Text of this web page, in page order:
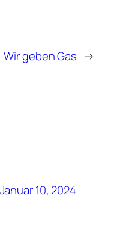
Wir geben Gas →
Januar 10, 2024